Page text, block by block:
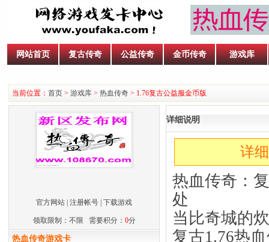
网站首页 复古传奇 公益传奇 金币传奇 游戏库
当前位置： 首页 > 游戏库 > 热血传奇 > 1.76复古公益服金币版
官方网站 注册帐号 下载游戏
领取限制：不限 需要积分： 0分
热血传奇游戏卡
详细说明
详
热血传奇：
处
当比奇城的
复古1.76热